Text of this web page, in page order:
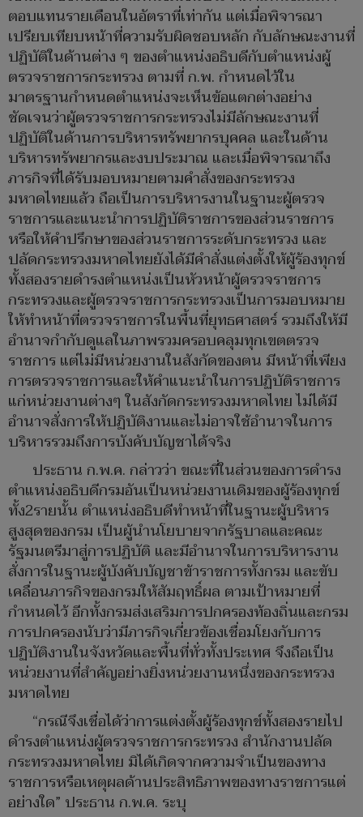
ตอบแทนรายเดือนในอัตราที่เท่ากัน แต่เมื่อพิจารณา
เปรียบเทียบหน้าที่ความรับผิดชอบหลัก กับลักษณะงานที่
ปฏิบัติในด้านต่าง ๆ ของตำแหน่งอธิบดีกับตำแหน่งผู้
ตรวจราชการกระทรวง ตามที่ ก.พ. กำหนดไว้ใน
มาตรฐานกำหนดตำแหน่งจะเห็นข้อแตกต่างอย่าง
ชัดเจนว่าผู้ตรวจราชการกระทรวงไม่มีลักษณะงานที่
ปฏิบัติในด้านการบริหารทรัพยากรบุคคล และในด้าน
บริหารทรัพยากรและงบประมาณ และเมื่อพิจารณาถึง
ภารกิจที่ได้รับมอบหมายตามคำสั่งของกระทรวง
มหาดไทยแล้ว ถือเป็นการบริหารงานในฐานะผู้ตรวจ
ราชการและแนะนำการปฏิบัติราชการของส่วนราชการ
หรือให้คำปรึกษาของส่วนราชการระดับกระทรวง และ
ปลัดกระทรวงมหาดไทยยังได้มีคำสั่งแต่งตั้งให้ผู้ร้องทุกข์
ทั้งสองรายดำรงตำแหน่งเป็นหัวหน้าผู้ตรวจราชการ
กระทรวงและผู้ตรวจราชการกระทรวงเป็นการมอบหมาย
ให้ทำหน้าที่ตรวจราชการในพื้นที่ยุทธศาสตร์ รวมถึงให้มี
อำนาจกำกับดูแลในภาพรวมครอบคลุมทุกเขตตรวจ
ราชการ แต่ไม่มีหน่วยงานในสังกัดของตน มีหน้าที่เพียง
การตรวจราชการและให้คำแนะนำในการปฏิบัติราชการ
แก่หน่วยงานต่างๆ ในสังกัดกระทรวงมหาดไทย ไม่ได้มี
อำนาจสั่งการให้ปฏิบัติงานและไม่อาจใช้อำนาจในการ
บริหารรวมถึงการบังคับบัญชาได้จริง
ประธาน ก.พ.ค. กล่าวว่า ขณะที่ในส่วนของการดำรง
ตำแหน่งอธิบดีกรมอันเป็นหน่วยงานเดิมของผู้ร้องทุกข์
ทั้ง2รายนั้น ตำแหน่งอธิบดีทำหน้าที่ในฐานะผู้บริหาร
สูงสุดของกรม เป็นผู้นำนโยบายจากรัฐบาลและคณะ
รัฐมนตรีมาสู่การปฏิบัติ และมีอำนาจในการบริหารงาน
สั่งการในฐานะผู้บังคับบัญชาข้าราชการทั้งกรม และขับ
เคลื่อนภารกิจของกรมให้สัมฤทธิ์ผล ตามเป้าหมายที่
กำหนดไว้ อีกทั้งกรมส่งเสริมการปกครองท้องถิ่นและกรม
การปกครองนับว่ามีภารกิจเกี่ยวข้องเชื่อมโยงกับการ
ปฏิบัติงานในจังหวัดและพื้นที่ทั่วทั้งประเทศ จึงถือเป็น
หน่วยงานที่สำคัญอย่างยิ่งหน่วยงานหนึ่งของกระทรวง
มหาดไทย
“กรณีจึงเชื่อได้ว่าการแต่งตั้งผู้ร้องทุกข์ทั้งสองรายไป
ดำรงตำแหน่งผู้ตรวจราชการกระทรวง สำนักงานปลัด
กระทรวงมหาดไทย มิได้เกิดจากความจำเป็นของทาง
ราชการหรือเหตุผลด้านประสิทธิภาพของทางราชการแต่
อย่างใด” ประธาน ก.พ.ค. ระบุ